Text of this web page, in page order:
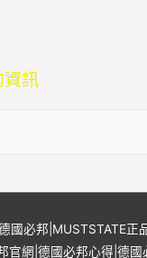
資訊
國必邦|MUSTSTATE正
官網|德國必邦心得|德國